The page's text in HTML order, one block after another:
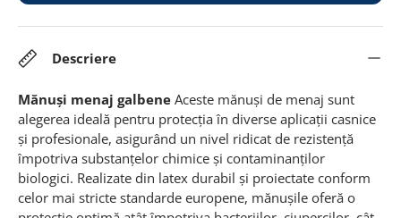
Descriere
Mănuși menaj galbene Aceste mănuși de menaj sunt
alegerea ideală pentru protecția în diverse aplicații casnice
și profesionale, asigurând un nivel ridicat de rezistență
împotriva substanțelor chimice și contaminanților
biologici. Realizate din latex durabil și proiectate conform
celor mai stricte standarde europene, mănușile oferă o